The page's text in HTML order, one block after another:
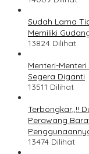
Sudah Lama
Memiliki
13824 Dilihat
Menteri-
Segera Diganti
13511 Dilihat
Terbongkar,,!!
Perawang
13474 Dilihat